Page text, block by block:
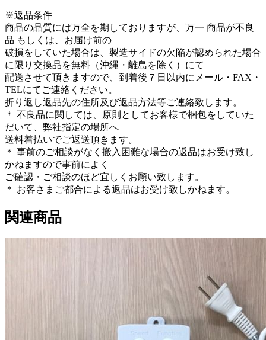
※返品条件
商品の品質には万全を期しておりますが、万一 商品が不良
品 もしくは、お届け前の
破損をしていた場合は、製造サイドの欠陥が認められた場合
に限り交換品を無料（沖縄・離島を除く）にて
配送させて頂きますので、到着後７日以内にメール・FAX・
TELにてご連絡ください。
折り返し返品先の住所及び返品方法等ご連絡致します。
＊ 不良品に関しては、原則としてお客様で梱包をしていた
だいて、弊社指定の場所へ
送料着払いでご返送頂きます。
＊ 事前のご相談がなく搬入困難な場合の返品はお受け致し
かねますので事前によく
ご確認・ご相談のほど宜しくお願い致します。
＊ お客さまご都合による返品はお受け致しかねます。
関連商品